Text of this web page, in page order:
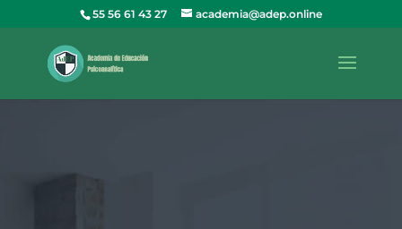
55 56 61 43 27 academia@adep.online